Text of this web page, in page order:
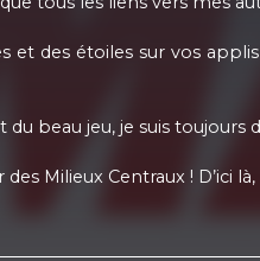
et des étoiles sur vos
beau jeu, je suis toujours
Milieux Centraux ! D’ici